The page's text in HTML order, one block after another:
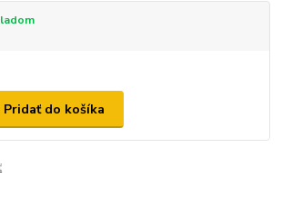
Pridať do košíka